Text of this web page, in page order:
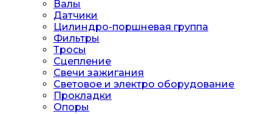
Валы
Датчики
Цилиндро-поршневая группа
Фильтры
Тросы
Сцепление
Свечи зажигания
Световое и электро оборудование
Прокладки
Опоры